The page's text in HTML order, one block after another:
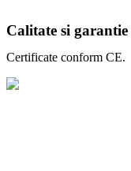
Calitate si garantie
Certificate conform CE.